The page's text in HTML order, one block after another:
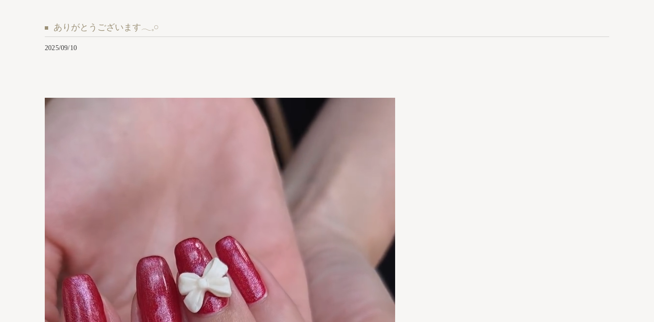
ありがとうございます𓂃𓈒𓏸︎︎︎︎
2025/09/10